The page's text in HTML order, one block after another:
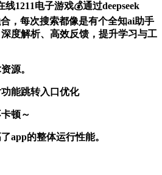
1211电子游戏💰通过deepseek
，每次搜索都像是有个全知ai助手
度解析、高效反馈，提升学习与工
源。
能跳转入口优化
顿～
app的整体运行性能。